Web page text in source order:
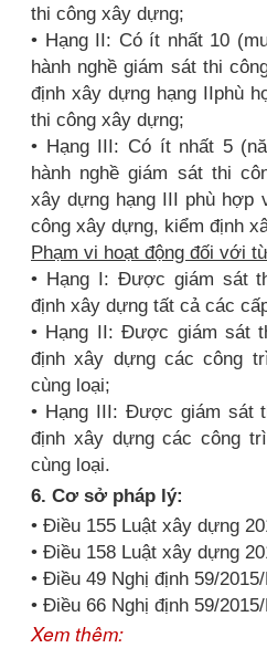
thi công xây dựng;
• Hạng II: Có ít nhất 10
hành nghề giám sát thi
định xây dựng hạng IIphù
thi công xây dựng;
• Hạng III: Có ít nhất 5
hành nghề giám sát thi
xây dựng hạng III phù hợp
công xây dựng, kiểm định
Phạm vi hoạt động đối với
• Hạng I: Được giám sát
định xây dựng tất cả các
• Hạng II: Được giám sát
định xây dựng các công
cùng loại;
• Hạng III: Được giám sát
định xây dựng các công
cùng loại.
6. Cơ sở pháp lý:
• Điều 155 Luật xây dựng
• Điều 158 Luật xây dựng
• Điều 49 Nghị định 59/
• Điều 66 Nghị định 59/
Xem thêm: